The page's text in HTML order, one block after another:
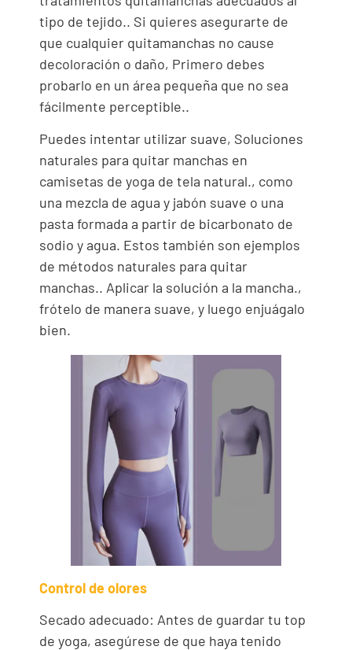
tipo de tejido.. Si quieres asegurarte de
que cualquier quitamanchas no cause
decoloración o daño, Primero debes
probarlo en un área pequeña que no sea
fácilmente perceptible..
Puedes intentar utilizar suave, Soluciones
naturales para quitar manchas en
camisetas de yoga de tela natural., como
una mezcla de agua y jabón suave o una
pasta formada a partir de bicarbonato de
sodio y agua. Estos también son ejemplos
de métodos naturales para quitar
manchas.. Aplicar la solución a la mancha.,
frótelo de manera suave, y luego enjuágalo
bien.
Control de olores
Secado adecuado: Antes de guardar tu top
de yoga, asegúrese de que haya tenido